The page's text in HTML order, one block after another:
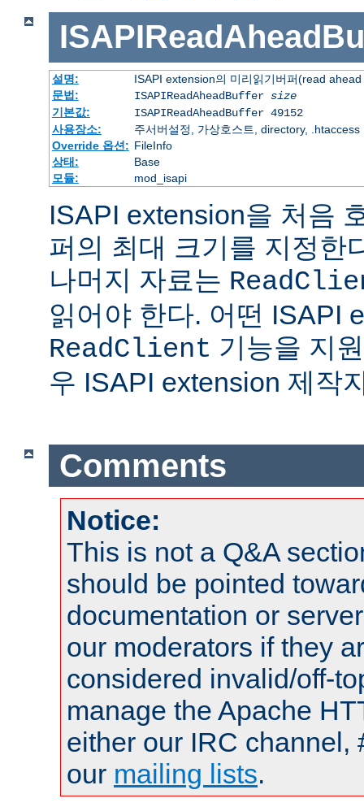
설명:
ISAPI extension의 미리읽기버퍼(read
문법:
ISAPIReadAheadBuffer size
기본값:
ISAPIReadAheadBuffer 49152
사용장소:
주서버설정, 가상호스트, directory, .htaccess
Override 옵션: FileInfo
상태:
Base
모듈:
mod_isapi
ISAPI extension을 처음
퍼의 최대 크기를 지정한
나머지 자료는
읽어야 한다. 어떤 ISAPI
ReadClient 기능을 지
우 ISAPI extension 제작
Comments
Notice:
This is not a Q&A
should be pointed
documentation or
our moderators if they
considered invalid/off-
manage the Apache
either our IRC channel,
our mailing lists.